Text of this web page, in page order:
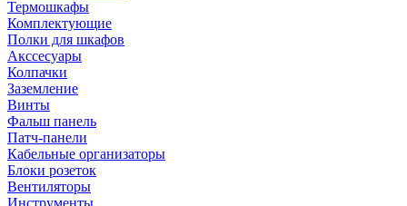
Термошкафы
Комплектующие
Полки для шкафов
Акссесуары
Колпачки
Заземление
Винты
Фальш панель
Патч-панели
Кабельные организаторы
Блоки розеток
Вентиляторы
Инструменты